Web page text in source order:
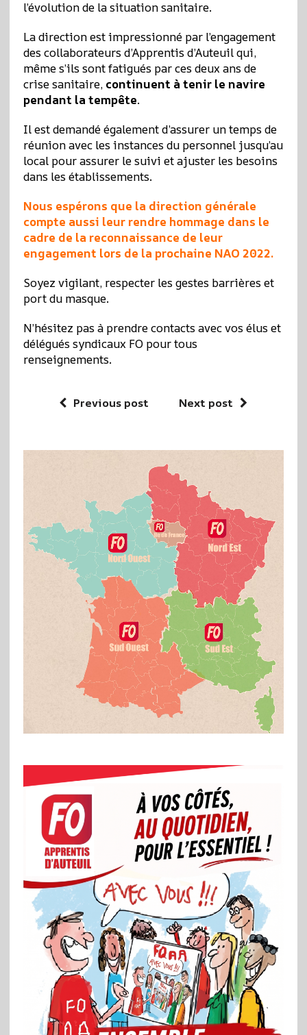
l’évolution de la situation sanitaire.
La direction est impressionné par l’engagement
des collaborateurs d’Apprentis d’Auteuil qui,
même s’ils sont fatigués par ces deux ans de
crise sanitaire, continuent à tenir le navire
pendant la tempête.
Il est demandé également d’assurer un temps de
réunion avec les instances du personnel jusqu’au
local pour assurer le suivi et ajuster les besoins
dans les établissements.
Nous espérons que la direction générale
compte aussi leur rendre hommage dans le
cadre de la reconnaissance de leur
engagement lors de la prochaine NAO 2022.
Soyez vigilant, respecter les gestes barrières et
port du masque.
N’hésitez pas à prendre contacts avec vos élus et
délégués syndicaux FO pour tous
renseignements.
Previous post Next post